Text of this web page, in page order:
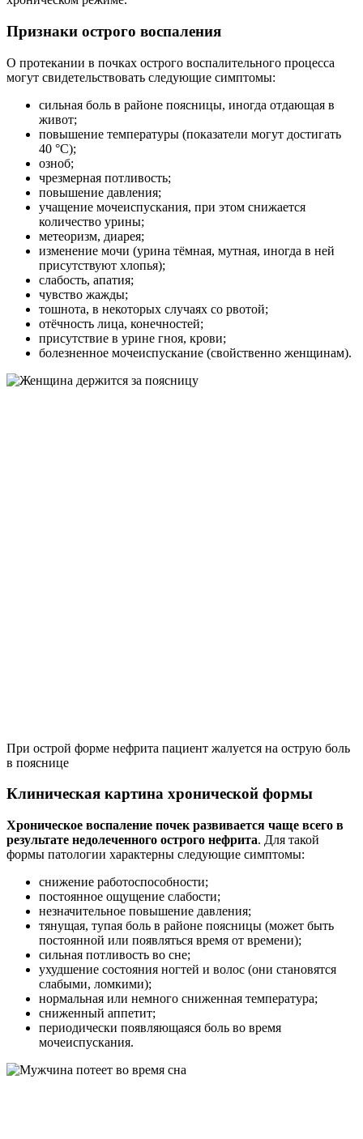
Признаки острого воспаления
О протекании в почках острого воспалительного процесса
могут свидетельствовать следующие симптомы:
сильная боль в районе поясницы, иногда отдающая в
живот;
повышение температуры (показатели могут достигать
40 °C);
озноб;
чрезмерная потливость;
повышение давления;
учащение мочеиспускания, при этом снижается
количество урины;
метеоризм, диарея;
изменение мочи (урина тёмная, мутная, иногда в ней
присутствуют хлопья);
слабость, апатия;
чувство жажды;
тошнота, в некоторых случаях со рвотой;
отёчность лица, конечностей;
присутствие в урине гноя, крови;
болезненное мочеиспускание (свойственно женщинам).
При острой форме нефрита пациент жалуется на острую боль
в пояснице
Клиническая картина хронической формы
Хроническое воспаление почек развивается чаще всего в
результате недолеченного острого нефрита. Для такой
формы патологии характерны следующие симптомы:
снижение работоспособности;
постоянное ощущение слабости;
незначительное повышение давления;
тянущая, тупая боль в районе поясницы (может быть
постоянной или появляться время от времени);
сильная потливость во сне;
ухудшение состояния ногтей и волос (они становятся
слабыми, ломкими);
нормальная или немного сниженная температура;
сниженный аппетит;
периодически появляющаяся боль во время
мочеиспускания.